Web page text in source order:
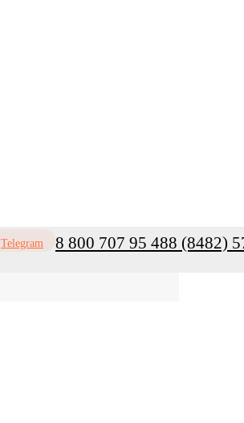
Telegram 8 800 707 95 488 (8482)